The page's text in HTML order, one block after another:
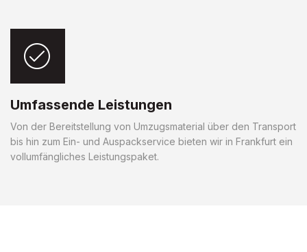
Umfassende Leistungen
Von der Bereitstellung von Umzugsmaterial über den Transport
bis hin zum Ein- und Auspackservice bieten wir in Frankfurt ein
vollumfängliches Leistungspaket.